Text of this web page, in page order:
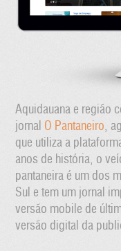
Aquidauana e região
jornal O Pantaneiro,
que utiliza a
anos de história, o
pantaneira é um dos
Sul e tem um jornal
versão mobile de
versão digital da